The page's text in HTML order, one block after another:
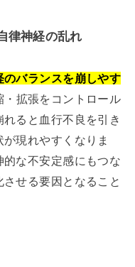
律神経の乱れ
バランスを崩しやす
・拡張をコントロール
ると血行不良を引き
現れやすくなりま
な不安定感にもつな
せる要因となること